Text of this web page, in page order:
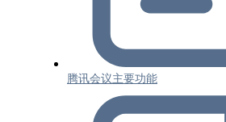
腾讯会议主要功能